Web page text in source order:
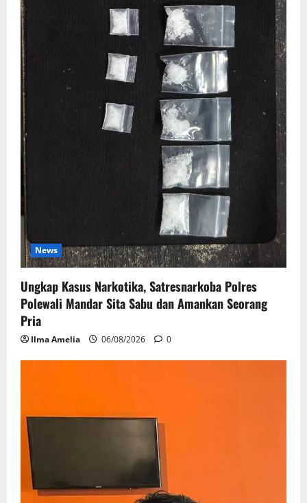
News
Ungkap Kasus Narkotika, Satresnarkoba Polres
Polewali Mandar Sita Sabu dan Amankan Seorang
Pria
Ilma Amelia 06/08/2026 0